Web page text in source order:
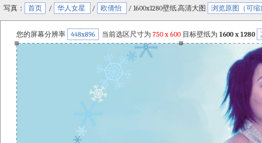
写真： 首页 / 华人女星 / 欧倩怡 / 1600x1280壁纸.高清大图 浏览原图（可缩
您的屏幕分辨率 448x896 当前选区尺寸为 750 x 600 目标壁纸为 1600 x 1280